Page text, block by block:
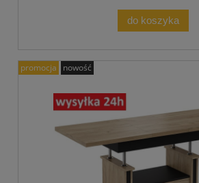
do koszyka
promocja nowość